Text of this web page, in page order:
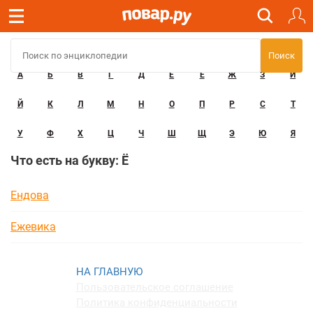
А Б В Г Д Е Ё Ж З И
Й К Л М Н О П Р С Т
У Ф Х Ц Ч Ш Щ Э Ю Я
Что есть на букву: Ё
Ендова
Ежевика